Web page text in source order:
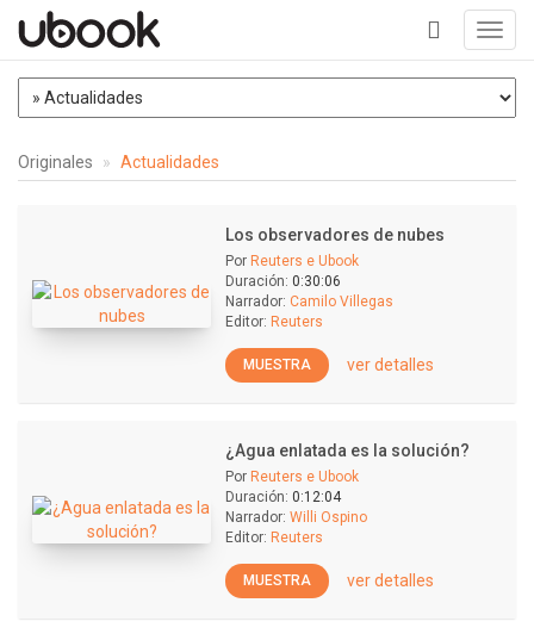
+
Originales Actualidades
Los observadores de nubes
Por Reuters e Ubook
Duración: 0:30:06
Narrador: Camilo Villegas
Editor: Reuters
MUESTRA ver detalles
¿Agua enlatada es la solución?
Por Reuters e Ubook
Duración: 0:12:04
Narrador: Willi Ospino
Editor: Reuters
MUESTRA ver detalles